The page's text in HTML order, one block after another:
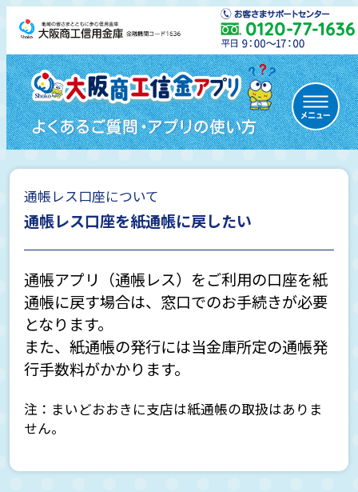
通帳レス口座について
通帳レス口座を紙通帳に戻したい
通帳アプリ（通帳レス）をご利用の口座を紙
通帳に戻す場合は、窓口でのお手続きが必要
となります。
また、紙通帳の発行には当金庫所定の通帳発
行手数料がかかります。
注：まいどおおきに支店は紙通帳の取扱はありま
せん。
初めての方
通帳レス口座について
通帳レス口座について知りたい
通帳レス口座へ切替えたい